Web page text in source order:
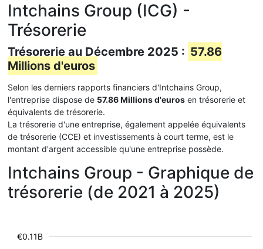
Intchains Group (ICG) -
Trésorerie
Trésorerie au Décembre 2025 : 57.86
Millions d'euros
Selon les derniers rapports financiers d'Intchains Group,
l'entreprise dispose de 57.86 Millions d'euros en trésorerie et
équivalents de trésorerie.
La trésorerie d'une entreprise, également appelée équivalents
de trésorerie (CCE) et investissements à court terme, est le
montant d'argent accessible qu'une entreprise possède.
Intchains Group - Graphique de
trésorerie (de 2021 à 2025)
€0.11B